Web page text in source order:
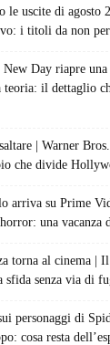
le uscite di agosto
i titoli da non
New Day riapre
teoria: il dettaglio
| Warner
che divide
arriva su Prime
una vacanza
torna al cinema |
sfida senza via di
personaggi di
cosa resta